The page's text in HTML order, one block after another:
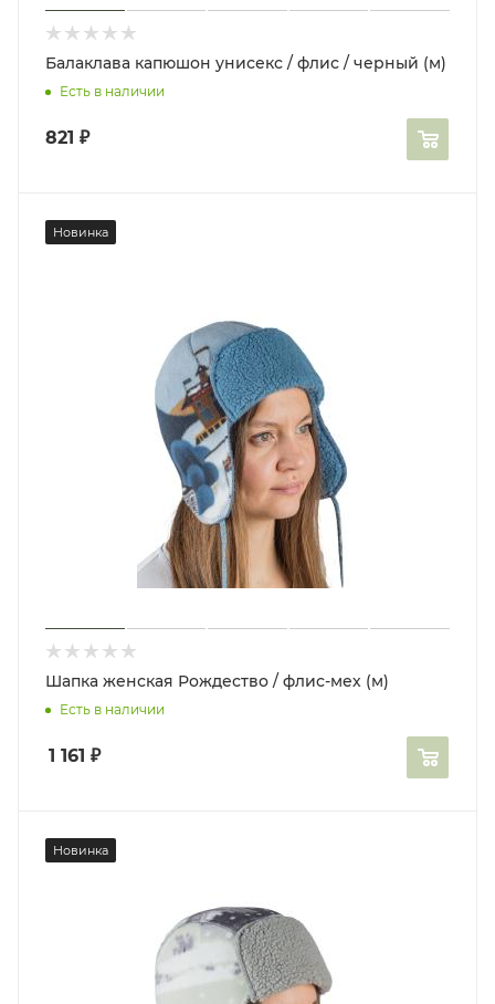
Балаклава капюшон унисекс / флис / черный (м)
Есть в наличии
821 ₽
Новинка
Шапка женская Рождество / флис-мех (м)
Есть в наличии
1 161 ₽
Новинка